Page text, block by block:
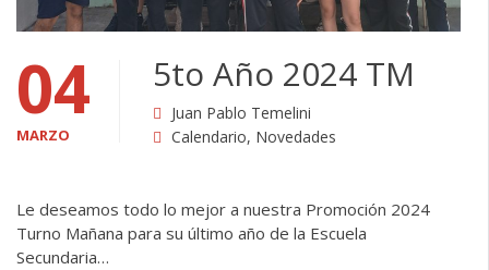
04
MARZO
5to Año 2024 TM
Juan Pablo Temelini
Calendario, Novedades
Le deseamos todo lo mejor a nuestra Promoción 2024
Turno Mañana para su último año de la Escuela
Secundaria…